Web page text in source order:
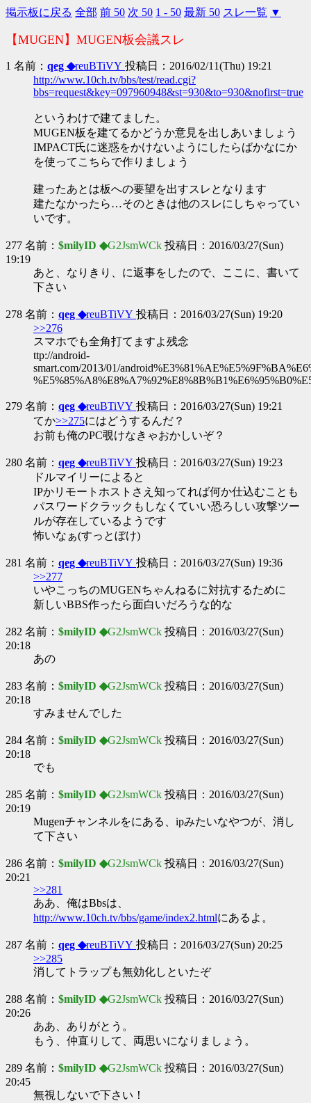
掲示板に戻る 全部 前 50 次 50 1 - 50 最新 50 スレ一覧 ▼
【MUGEN】MUGEN板会議スレ
1 名前： qeg ◆reuBTiVY 投稿日：2016/02/11(Thu) 19:21
http://www.10ch.tv/bbs/test/read.cgi?
bbs=request&key=097960948&st=930&to=930&nofirst=true
というわけで建てました。
MUGEN板を建てるかどうか意見を出しあいましょう
IMPACT氏に迷惑をかけないようにしたらばかなにか
を使ってこちらで作りましょう
建ったあとは板への要望を出すスレとなります
建たなかったら…そのときは他のスレにしちゃってい
いです。
277 名前： $milyID ◆G2JsmWCk 投稿日：2016/03/27(Sun)
19:19
あと、なりきり、に返事をしたので、ここに、書いて
下さい
278 名前： qeg ◆reuBTiVY 投稿日：2016/03/27(Sun) 19:20
>>276
スマホでも全角打てますよ残念
ttp://android-
smart.com/2013/01/
279 名前： qeg ◆reuBTiVY 投稿日：2016/03/27(Sun) 19:21
てか>>275にはどうするんだ？
お前も俺のPC覗けなきゃおかしいぞ？
280 名前： qeg ◆reuBTiVY 投稿日：2016/03/27(Sun) 19:23
ドルマイリーによると
IPかリモートホストさえ知ってれば何か仕込むことも
パスワードクラックもしなくていい恐ろしい攻撃ツー
ルが存在しているようです
怖いなぁ(すっとぼけ)
281 名前： qeg ◆reuBTiVY 投稿日：2016/03/27(Sun) 19:36
>>277
いやこっちのMUGENちゃんねるに対抗するために
新しいBBS作ったら面白いだろうな的な
282 名前： $milyID ◆G2JsmWCk 投稿日：2016/03/27(Sun)
20:18
あの
283 名前： $milyID ◆G2JsmWCk 投稿日：2016/03/27(Sun)
20:18
すみませんでした
284 名前： $milyID ◆G2JsmWCk 投稿日：2016/03/27(Sun)
20:18
でも
285 名前： $milyID ◆G2JsmWCk 投稿日：2016/03/27(Sun)
20:19
Mugenチャンネルをにある、ipみたいなやつが、消し
て下さい
286 名前： $milyID ◆G2JsmWCk 投稿日：2016/03/27(Sun)
20:21
>>281
ああ、俺はBbsは、
http://www.10ch.tv/bbs/game/index2.htmlにあるよ。
287 名前： qeg ◆reuBTiVY 投稿日：2016/03/27(Sun) 20:25
>>285
消してトラップも無効化しといたぞ
288 名前： $milyID ◆G2JsmWCk 投稿日：2016/03/27(Sun)
20:26
ああ、ありがとう。
もう、仲直りして、両思いになりましょう。
289 名前： $milyID ◆G2JsmWCk 投稿日：2016/03/27(Sun)
20:45
無視しないで下さい！